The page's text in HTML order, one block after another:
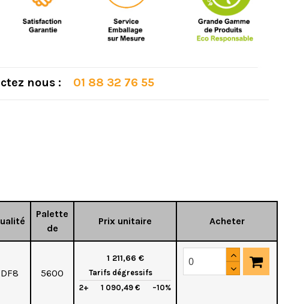
nous : 01 88 32 76 55
Palette
de
Prix unitaire Acheter
DF8 5600
1 211,66 €
Tarifs dégressifs
2+
1 090,49 € –10%